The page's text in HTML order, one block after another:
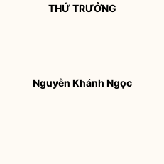
THỨ TRƯỞNG
Nguyễn Khánh Ngọc